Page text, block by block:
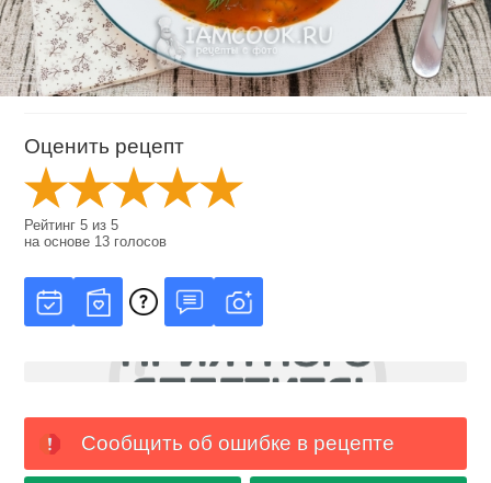
Оценить рецепт
Рейтинг5 из5
на основе 13 голосов
Сообщить об ошибке в рецепте